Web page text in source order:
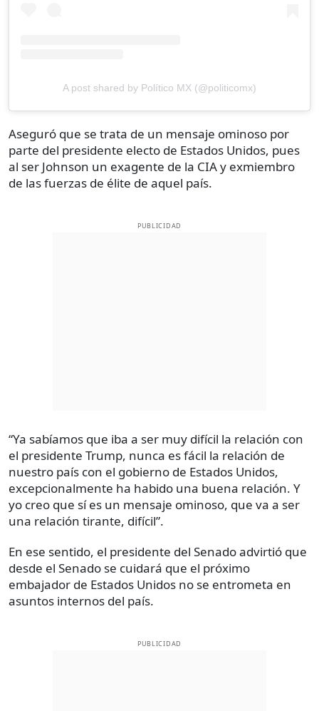
A post shared by Político MX (@politicomx)
Aseguró que se trata de un mensaje ominoso por
parte del presidente electo de Estados Unidos, pues
al ser Johnson un exagente de la CIA y exmiembro
de las fuerzas de élite de aquel país.
PUBLICIDAD
“Ya sabíamos que iba a ser muy difícil la relación con
el presidente Trump, nunca es fácil la relación de
nuestro país con el gobierno de Estados Unidos,
excepcionalmente ha habido una buena relación. Y
yo creo que sí es un mensaje ominoso, que va a ser
una relación tirante, difícil”.
En ese sentido, el presidente del Senado advirtió que
desde el Senado se cuidará que el próximo
embajador de Estados Unidos no se entrometa en
asuntos internos del país.
PUBLICIDAD